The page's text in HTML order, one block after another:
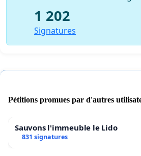
1 202
Signatures
Pétitions promues par d'autres
Sauvons l'immeuble le Lido
831 signatures